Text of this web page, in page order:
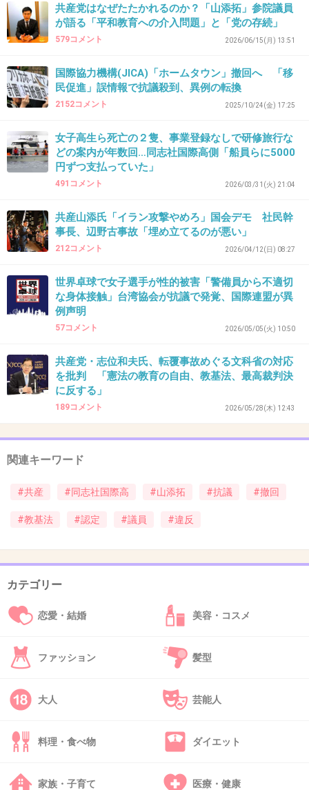
共産党としては
今後も座り込みデモや、抗議船への修学旅行生の利用を継
1件の返信
43. 匿名 2026/06/03(水) 15:30:27
マジかー
1件の返信
自分の信念は自分達だけで主張してほしい。よその家の子
を巻き込まないでほしい。
1件の返信
45. 匿名2026/06/03(水) 15:31:34
わかりやすい反日活動
社会党は身内から辺野古のことに関して批判の声が上がっ
1件の返信
+8
48. 匿名
>>1
共産党はなぜたたかれるのか？「山添拓」参院議員
が語る「平和教育への介入問題」と「党の存続」
579コメント 2026/06/15(月) 13:51
国際協力機構(JICA)「ホームタウン」撤回へ 「移
民促進」誤情報で抗議殺到、異例の転換
2152コメント 2025/10/24(金) 17:25
女子高生ら死亡の２隻、事業登録なしで研修旅行な
どの案内が年数回…同志社国際高側「船員らに5000
円ずつ支払っていた」
491コメント 2026/03/31(火) 21:04
共産山添氏「イラン攻撃やめろ」国会デモ 社民幹
事長、辺野古事故「埋め立てるのが悪い」
212コメント 2026/04/12(日) 08:27
世界卓球で女子選手が性的被害「警備員から不適切
な身体接触」台湾協会が抗議で発覚、国際連盟が異
例声明
57コメント 2026/05/05(火) 10:50
共産党・志位和夫氏、転覆事故めぐる文科省の対応
を批判 「憲法の教育の自由、教基法、最高裁判決
に反する」
189コメント 2026/05/28(木) 12:43
関連キーワード
#共産 #同志社国際高 #山添拓 #抗議 #撤回
#教基法 #認定 #議員 #違反
カテゴリー
恋愛・結婚 美容・コスメ
ファッション 髪型
大人 芸能人
料理・食べ物 ダイエット
家族・子育て 医療・健康